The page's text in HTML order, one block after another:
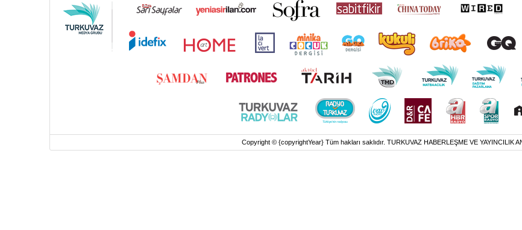
Copyright © {copyrightYear} Tüm hakları saklıdır. TURKUVAZ HABERLEŞME VE YAYINCILIK